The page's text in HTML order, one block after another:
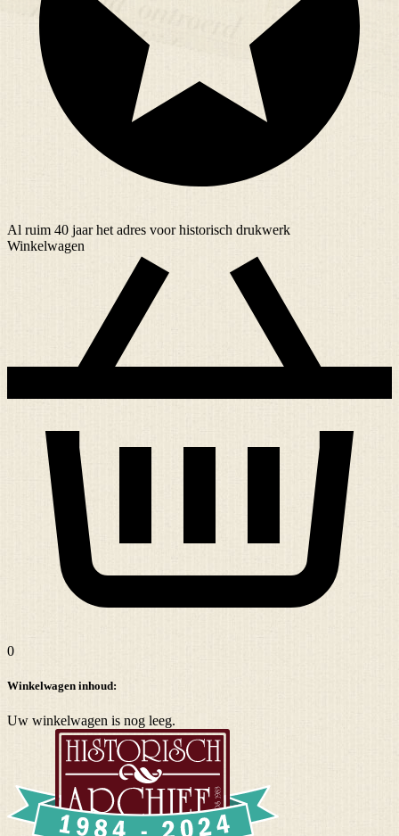
Al ruim 40 jaarhet adres voor historisch drukwerk
Winkelwagen
0
Winkelwagen inhoud:
Uw winkelwagen is nog leeg.